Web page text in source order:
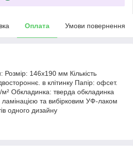
Оплата Умови повернення
Розмір: 146x190 мм Кількість
в клітинку Папір: офсет.
м² Обкладинка: тверда обкладинка
та вибірковим УФ-лаком
одного дизайну